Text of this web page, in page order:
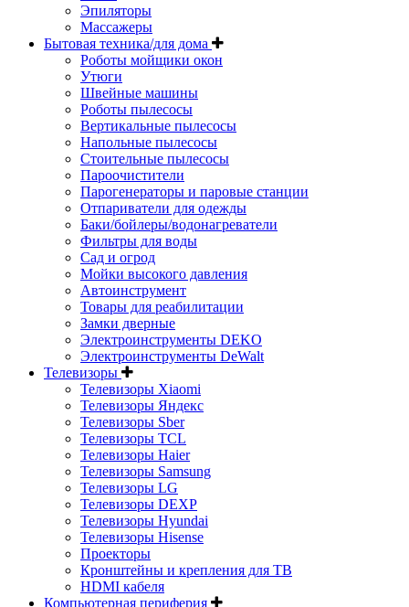
Эпиляторы
Массажеры
Бытовая техника/для дома
Роботы мойщики окон
Утюги
Швейные машины
Роботы пылесосы
Вертикальные пылесосы
Напольные пылесосы
Стоительные пылесосы
Пароочистители
Парогенераторы и паровые станции
Отпариватели для одежды
Баки/бойлеры/водонагреватели
Фильтры для воды
Сад и огрод
Мойки высокого давления
Автоинструмент
Товары для реабилитации
Замки дверные
Электроинструменты DEKO
Электроинструменты DeWalt
Телевизоры
Телевизоры Xiaomi
Телевизоры Яндекс
Телевизоры Sber
Телевизоры TCL
Телевизоры Haier
Телевизоры Samsung
Телевизоры LG
Телевизоры DEXP
Телевизоры Hyundai
Телевизоры Hisense
Проекторы
Кронштейны и крепления для ТВ
HDMI кабеля
Компьютерная периферия